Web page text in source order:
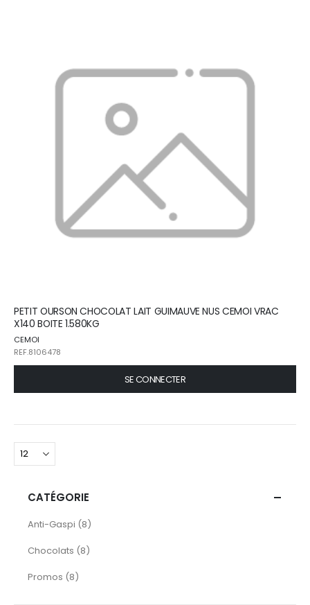
PETIT OURSON CHOCOLAT LAIT GUIMAUVE NUS CEMOI VRAC
X140 BOITE 1.580KG
CEMOI
REF.8106478
SE CONNECTER
CATÉGORIE
Anti-Gaspi 8
articles
Chocolats 8
articles
Promos 8
articles